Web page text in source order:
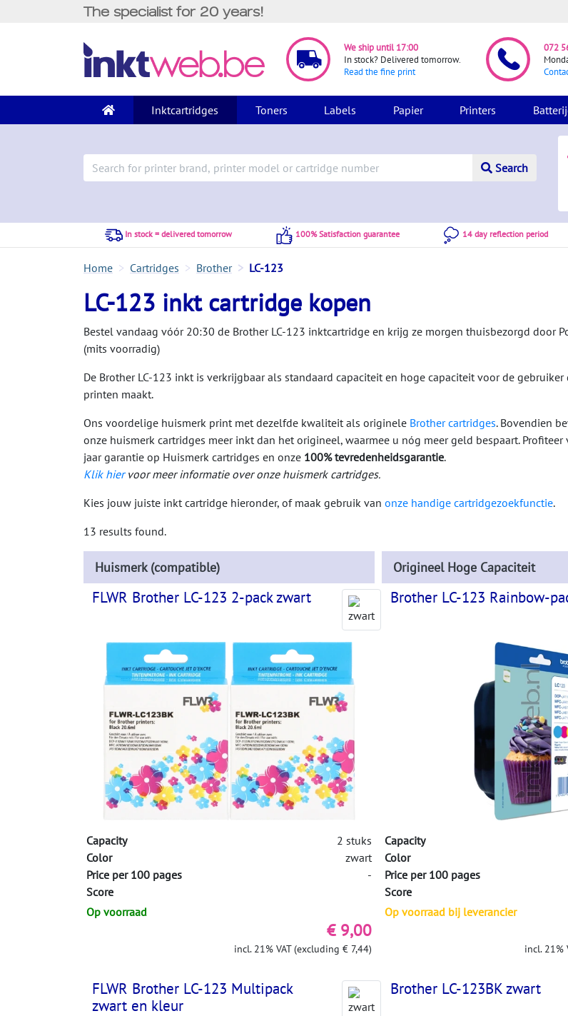
The specialist for 20 years!
We ship until 17:00
In stock? Delivered tomorrow.
Read the fine print
072
Inktcartridges Toners Labels Papier Printers
Search
In stock = delivered tomorrow 100% Satisfaction guarantee 14 day reflection period
Home Cartridges Brother LC-123
LC-123 inkt cartridge kopen
Bestel vandaag vóór 20:30 de Brother LC-123 inktcartridge en krijg ze morgen thuisbezorgd door
(mits voorradig)
De Brother LC-123 inkt is verkrijgbaar als standaard capaciteit en hoge capaciteit voor de gebruiker
printen maakt.
Ons voordelige huismerk print met dezelfde kwaliteit als originele Brother cartridges. Bovendien
onze huismerk cartridges meer inkt dan het origineel, waarmee u nóg meer geld bespaart. Profiteer
jaar garantie op Huismerk cartridges en onze 100% tevredenheidsgarantie.
Klik hiervoor meer informatie over onze huismerk cartridges.
Kies jouw juiste inkt cartridge hieronder, of maak gebruik van onze handige cartridgezoekfunctie.
13 results found.
Huismerk (compatible)
FLWR Brother LC-123 2-pack zwart
Capacity
2 stuks
Color
zwart
Price per 100 pages
-
Score
Op voorraad
€ 9,00
incl. 21% VAT (excluding € 7,44)
FLWR Brother LC-123 Multipack
zwart en kleur
Origineel Hoge Capaciteit
Brother LC-123 Rainbow-
Capacity
Color
Price per 100 pages
Score
Op voorraad bij leverancier
incl. 21%
Brother LC-123BK zwart